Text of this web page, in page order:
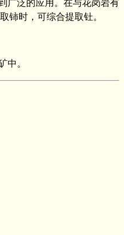
广泛的应用。在与花岗岩有
铈时，可综合提取钍。
中。